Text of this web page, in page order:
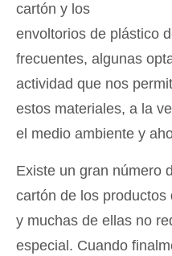
cartón y los
envoltorios de plástico
frecuentes, algunas
actividad que nos
estos materiales, a la
el medio ambiente y
Existe un gran número
cartón de los
y muchas de ellas no
especial. Cuando